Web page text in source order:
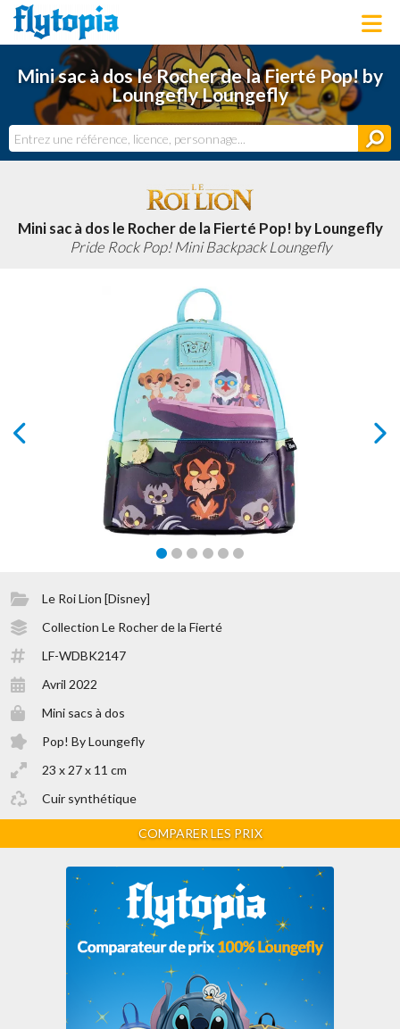
LOUNGEFLY
LICENCES
NOUVEAUTÉS
BONS PLANS
ACTUALITÉS
DERNIERS AJOUTS
Mini sac à dos le Rocher de la Fierté Pop! by
Loungefly Loungefly
Mini sac à dos le Rocher de la Fierté Pop! by Loungefly
Pride Rock Pop! Mini Backpack Loungefly
Le Roi Lion [Disney]
Collection Le Rocher de la Fierté
LF-WDBK2147
Avril 2022
Mini sacs à dos
Pop! By Loungefly
23 x 27 x 11 cm
Cuir synthétique
COMPARER LES PRIX